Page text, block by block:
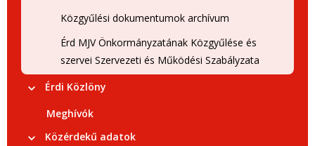
Közgyűlési dokumentumok archívum
Érd MJV Önkormányzatának Közgyűlése és
szervei Szervezeti és Működési Szabályzata
Érdi Közlöny
Meghívók
Közérdekű adatok